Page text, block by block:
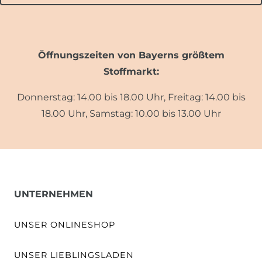
Öffnungszeiten von Bayerns größtem
Stoffmarkt:
Donnerstag: 14.00 bis 18.00 Uhr, Freitag: 14.00 bis
18.00 Uhr, Samstag: 10.00 bis 13.00 Uhr
UNTERNEHMEN
UNSER ONLINESHOP
UNSER LIEBLINGSLADEN